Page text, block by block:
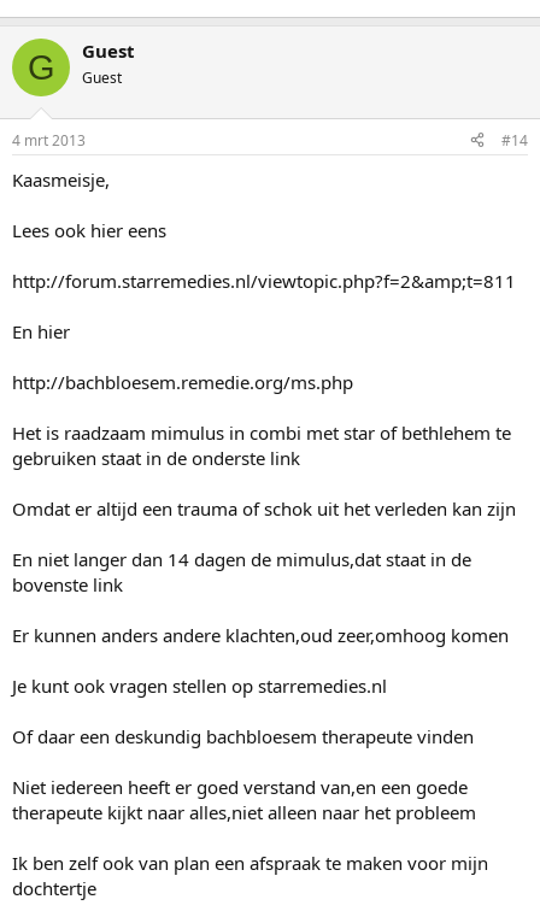
G Guest
Guest
4 mrt 2013 #14
Kaasmeisje,
Lees ook hier eens
http://forum.starremedies.nl/viewtopic.php?f=2&amp;t=811
En hier
http://bachbloesem.remedie.org/ms.php
Het is raadzaam mimulus in combi met star of bethlehem te
gebruiken staat in de onderste link
Omdat er altijd een trauma of schok uit het verleden kan zijn
En niet langer dan 14 dagen de mimulus,dat staat in de
bovenste link
Er kunnen anders andere klachten,oud zeer,omhoog komen
Je kunt ook vragen stellen op starremedies.nl
Of daar een deskundig bachbloesem therapeute vinden
Niet iedereen heeft er goed verstand van,en een goede
therapeute kijkt naar alles,niet alleen naar het probleem
Ik ben zelf ook van plan een afspraak te maken voor mijn
dochtertje